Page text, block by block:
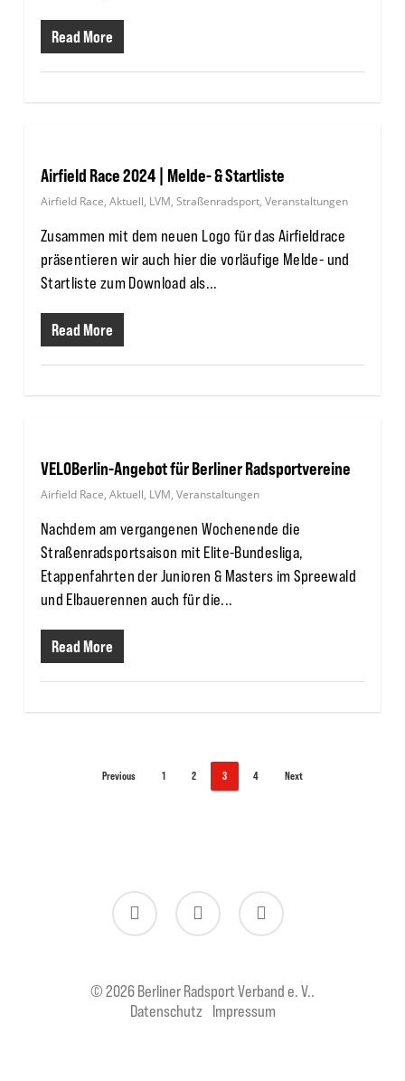
Read More
Airfield Race 2024 | Melde- & Startliste
Airfield Race, Aktuell, LVM, Straßenradsport, Veranstaltungen
Zusammen mit dem neuen Logo für das Airfieldrace
präsentieren wir auch hier die vorläufige Melde- und
Startliste zum Download als...
Read More
VELOBerlin-Angebot für Berliner Radsportvereine
Airfield Race, Aktuell, LVM, Veranstaltungen
Nachdem am vergangenen Wochenende die
Straßenradsportsaison mit Elite-Bundesliga,
Etappenfahrten der Junioren & Masters im Spreewald
und Elbauerennen auch für die...
Read More
Previous 1 2 3 4 Next
twitter facebook instagram
© 2026 Berliner Radsport Verband e. V..
Datenschutz
Impressum